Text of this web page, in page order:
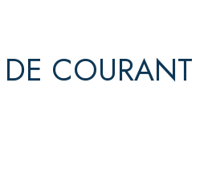
COURANT